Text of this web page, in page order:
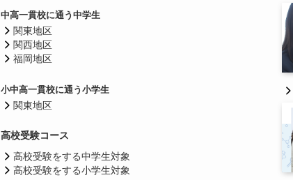
中高一貫校に通う中学生
関東地区
関西地区
福岡地区
小中高一貫校に通う小学生
関東地区
高校受験コース
高校受験をする中学生対象
高校受験をする小学生対象